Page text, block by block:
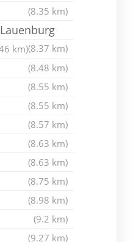
(8.35 km)
(8.37 km)
km)
(8.48 km)
(8.55 km)
(8.55 km)
(8.57 km)
(8.63 km)
(8.63 km)
(8.75 km)
(8.98 km)
(9.2 km)
(9.27 km)